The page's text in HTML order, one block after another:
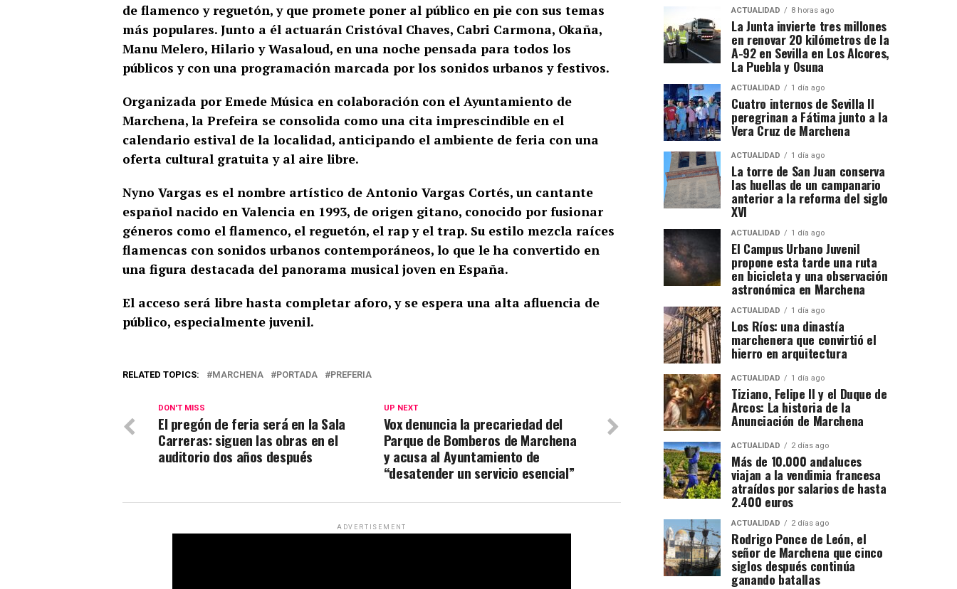
de flamenco y reguetón, y que promete poner al público en pie con sus temas
más populares. Junto a él actuarán Cristóval Chaves, Cabri Carmona, Okaña,
Manu Melero, Hilario y Wasaloud, en una noche pensada para todos los
públicos y con una programación marcada por los sonidos urbanos y festivos.
Organizada por Emede Música en colaboración con el Ayuntamiento de
Marchena, la Prefeira se consolida como una cita imprescindible en el
calendario estival de la localidad, anticipando el ambiente de feria con una
oferta cultural gratuita y al aire libre.
Nyno Vargas es el nombre artístico de Antonio Vargas Cortés, un cantante
español nacido en Valencia en 1993, de origen gitano, conocido por fusionar
géneros como el flamenco, el reguetón, el rap y el trap. Su estilo mezcla raíces
flamencas con sonidos urbanos contemporáneos, lo que le ha convertido en
una figura destacada del panorama musical joven en España.
El acceso será libre hasta completar aforo, y se espera una alta afluencia de
público, especialmente juvenil.
RELATED TOPICS: MARCHENA PORTADA PREFERIA
UP NEXT
Vox denuncia la precariedad del
Parque de Bomberos de Marchena
y acusa al Ayuntamiento de
“desatender un servicio esencial”
DON'T MISS
El pregón de feria será en la Sala
Carreras: siguen las obras en el
auditorio dos años después
ADVERTISEMENT
ACTUALIDAD 8 horas ago
La Junta invierte tres millones
en renovar 20 kilómetros de la
A-92 en Sevilla en Los Alcores,
La Puebla y Osuna
ACTUALIDAD 1 día ago
Cuatro internos de Sevilla II
peregrinan a Fátima junto a la
Vera Cruz de Marchena
ACTUALIDAD 1 día ago
La torre de San Juan conserva
las huellas de un campanario
anterior a la reforma del siglo
XVI
ACTUALIDAD 1 día ago
El Campus Urbano Juvenil
propone esta tarde una ruta
en bicicleta y una observación
astronómica en Marchena
ACTUALIDAD 1 día ago
Los Ríos: una dinastía
marchenera que convirtió el
hierro en arquitectura
ACTUALIDAD 1 día ago
Tiziano, Felipe II y el Duque de
Arcos: La historia de la
Anunciación de Marchena
ACTUALIDAD 2 días ago
Más de 10.000 andaluces
viajan a la vendimia francesa
atraídos por salarios de hasta
2.400 euros
ACTUALIDAD 2 días ago
Rodrigo Ponce de León, el
señor de Marchena que cinco
siglos después continúa
ganando batallas